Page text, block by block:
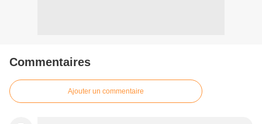
Commentaires
Ajouter un commentaire